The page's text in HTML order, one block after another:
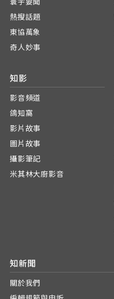
寰宇要聞
熱搜話題
東協萬象
奇人妙事
知影
影音頻道
鴿知窩
影片故事
圖片故事
攝影筆記
米其林大廚影音
知新聞
關於我們